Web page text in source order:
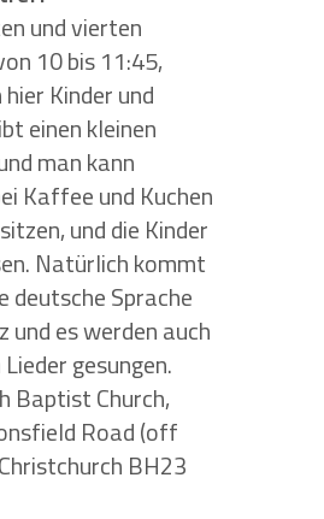
und vierten
10 bis 11:45,
Kinder und
einen kleinen
man kann
Kaffee und Kuchen
und die Kinder
Natürlich kommt
deutsche Sprache
und es werden auch
gesungen.
Baptist Church,
Road (off
BH23